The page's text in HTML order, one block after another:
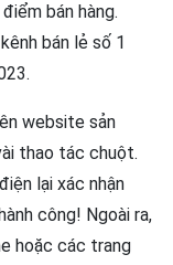
bán hàng.
bán lẻ số 1
website sản
thao tác chuột.
lại xác nhận
công! Ngoài ra,
hoặc các trang